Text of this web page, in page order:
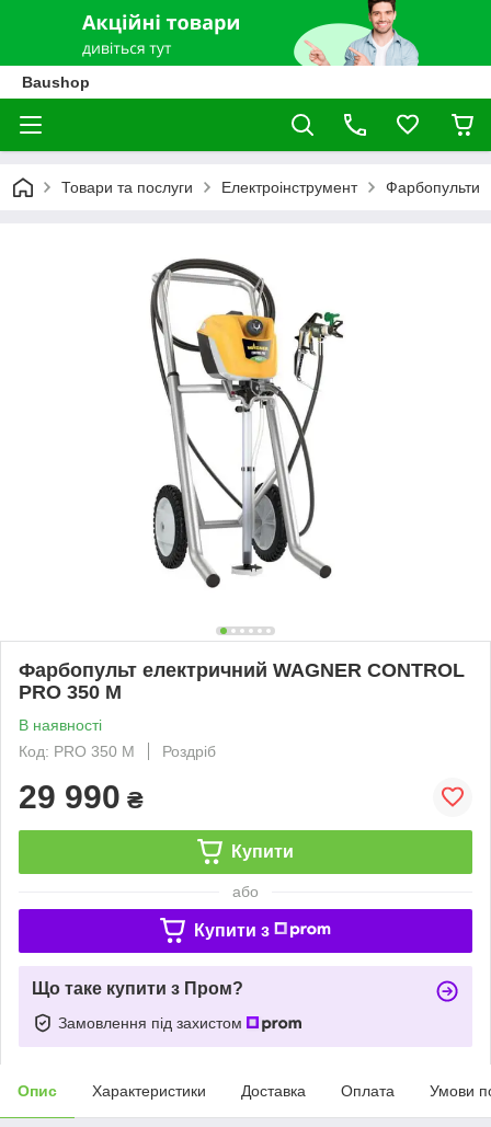
Baushop
Товари та послуги Електроінструмент Фарбопульти
Фарбопульт електричний WAGNER CONTROL
PRO 350 M
В наявності
Код: PRO 350 M
Роздріб
29 990 ₴
Купити
або
Купити з
Що таке купити з Пром?
Замовлення під захистом
Опис Характеристики Доставка Оплата Умови